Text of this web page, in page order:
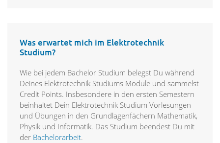
Was erwartet mich im Elektrotechnik
Studium?
Wie bei jedem Bachelor Studium belegst Du während
Deines Elektrotechnik Studiums Module und sammelst
Credit Points. Insbesondere in den ersten Semestern
beinhaltet Dein Elektrotechnik Studium Vorlesungen
und Übungen in den Grundlagenfächern Mathematik,
Physik und Informatik. Das Studium beendest Du mit
der Bachelorarbeit.